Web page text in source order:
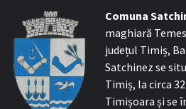
Comuna
maghiară
județul Timiș,
Satchinez se
Timiș, la circa
Timișoara și se